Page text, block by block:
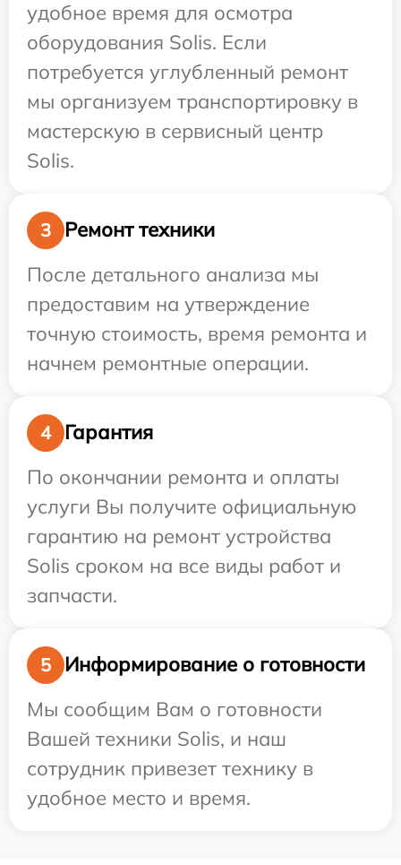
удобное время для осмотра
оборудования Solis. Если
потребуется углубленный ремонт
мы организуем транспортировку в
мастерскую в сервисный центр
Solis.
3
Ремонт техники
После детального анализа мы
предоставим на утверждение
точную стоимость, время ремонта и
начнем ремонтные операции.
4
Гарантия
По окончании ремонта и оплаты
услуги Вы получите официальную
гарантию на ремонт устройства
Solis сроком на все виды работ и
запчасти.
5
Информирование о готовности
Мы сообщим Вам о готовности
Вашей техники Solis, и наш
сотрудник привезет технику в
удобное место и время.